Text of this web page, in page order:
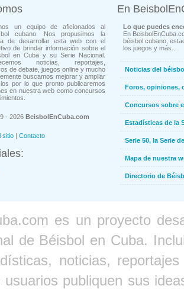
un equipo de aficionados al
cubano. Nos propusimos la
de desarrollar esta web con el
de brindar información sobre el
en Cuba y su Serie Nacional.
noticias, reportajes,
de debate, juegos online y mucho
buscamos mejorar y ampliar
por lo que pronto publicaremos
en nuestra web como concursos
- 2026 BeisbolEnCuba.com
sitio | Contacto
En
Lo que puedes
En
béisbol cubano,
los juegos y más...
Noticias del
Foros, opiniones,
Concursos sobre
Estadísticas de la
Serie 50, la Serie
Mapa de nuestra
Directorio de
es un proyecto
de Béisbol en Cuba.
noticias,
usuarios publiquen sus